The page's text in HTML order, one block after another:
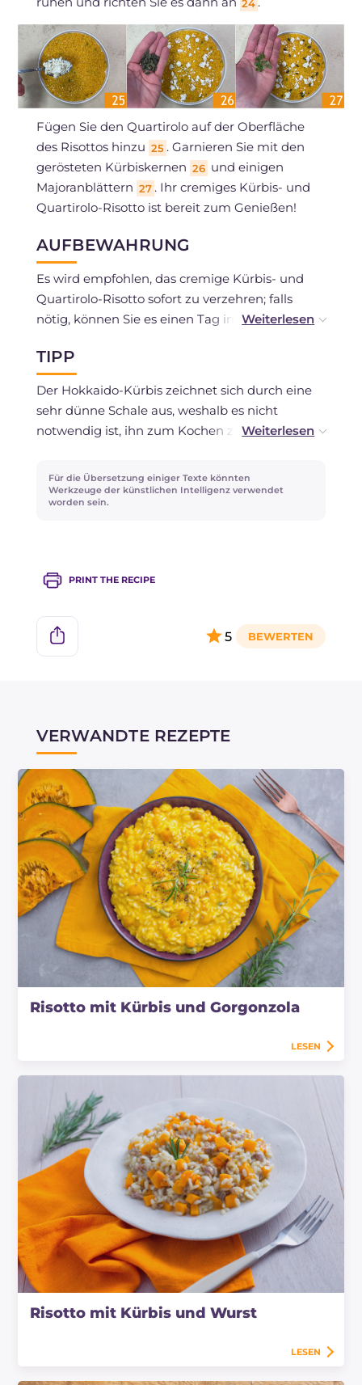
24
Fügen Sie den Quartirolo auf der Oberfläche
des Risottos hinzu 25 . Garnieren Sie mit den
gerösteten Kürbiskernen 26 und einigen
Majoranblättern 27 . Ihr cremiges Kürbis- und
Quartirolo-Risotto ist bereit zum Genießen!
AUFBEWAHRUNG
Es wird empfohlen, das cremige Kürbis- und
Quartirolo-Risotto sofort zu verzehren; falls
nötig, können Sie es einen Tag im Kühlschrank
Die Kürbiscreme kann zwei Tage im
TIPP
Der Hokkaido-Kürbis zeichnet sich durch eine
sehr dünne Schale aus, weshalb es nicht
notwendig ist, ihn zum Kochen zu schälen.
Kürbissorte verwenden, wobei Sie darauf
achten müssen, die Schale vorher zu entfernen.
geriebenen Ricotta salata ersetzen.
Für einen knusprigen Touch können Sie mit
gerösteten Sonnenblumenkernen oder
gehackten Walnüssen experimentieren!
Für die Übersetzung einiger Texte könnten
Werkzeuge der künstlichen Intelligenz verwendet
worden sein.
PRINT THE RECIPE
5
VERWANDTE REZEPTE
Risotto mit Kürbis und Gorgonzola
LESEN
Risotto mit Kürbis und Wurst
LESEN